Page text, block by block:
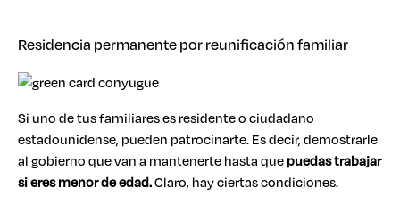
Residencia permanente por reunificación familiar
Si uno de tus familiares es residente o ciudadano
estadounidense, pueden patrocinarte. Es decir, demostrarle
al gobierno que van a mantenerte hasta quepuedas trabajar
si eres menor de edad.Claro, hay ciertas condiciones.